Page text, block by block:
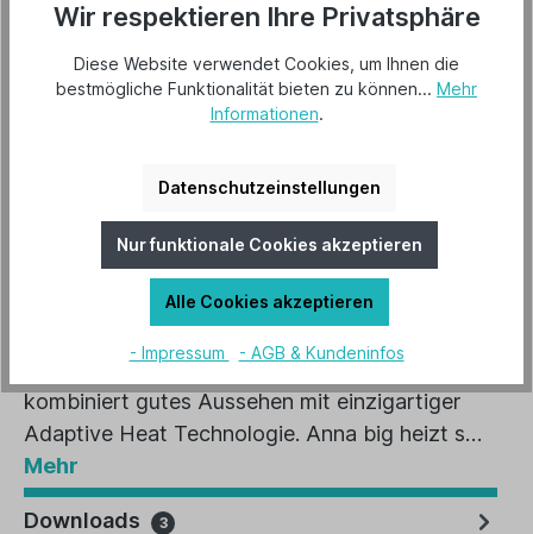
Downloads
Datenblatt-Anna-big
Produktuebersicht-Stadler-Form-2024-2025
Beschreibung
Die Heizlüfter Dame Anna big schwarz
kombiniert gutes Aussehen mit einzigartiger
Adaptive Heat Technologie. Anna big heizt s…
Mehr
Downloads 3
Wir respektieren Ihre Privatsphäre
Diese Website verwendet Cookies, um Ihnen die
bestmögliche Funktionalität bieten zu können... Mehr
Informationen.
Datenschutzeinstellungen
Nur funktionale Cookies akzeptieren
Alle Cookies akzeptieren
- Impressum - AGB & Kundeninfos